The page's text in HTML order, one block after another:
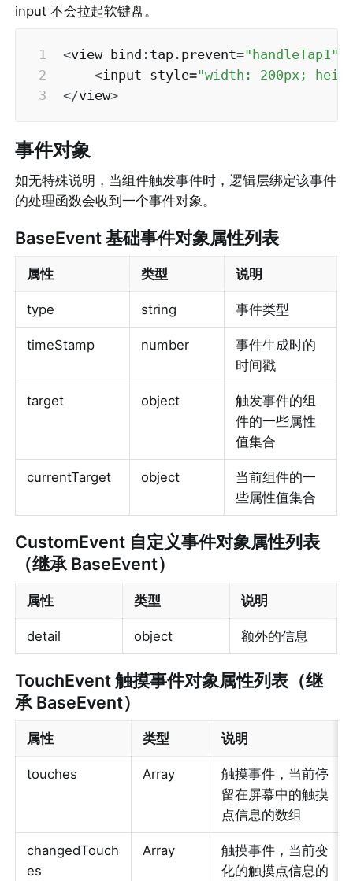
input 不会拉起软键盘。
<view bind : tap . prevent="handleTap1"
<input style="width: 200px;
</view>
事件对象
如无特殊说明，当组件触发事件时，逻辑层绑定该事件
的处理函数会收到一个事件对象。
BaseEvent 基础事件对象属性列表
属性 类型 说明
type string 事件类型
timeStamp number
事件生成时的
时间戳
target object
触发事件的组
件的一些属性
值集合
currentTarget object
当前组件的一
些属性值集合
CustomEvent 自定义事件对象属性列表
（继承 BaseEvent）
属性 类型 说明
detail object 额外的信息
TouchEvent 触摸事件对象属性列表（继
承 BaseEvent）
属性 类型 说明
touches Array
触摸事件，当前停
留在屏幕中的触摸
点信息的数组
changedTouch
es
Array
触摸事件，当前变
化的触摸点信息的